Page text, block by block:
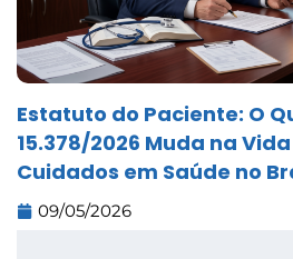
Estatuto do Paciente: O
15.378/2026 Muda na
Cuidados em Saúde no
09/05/2026